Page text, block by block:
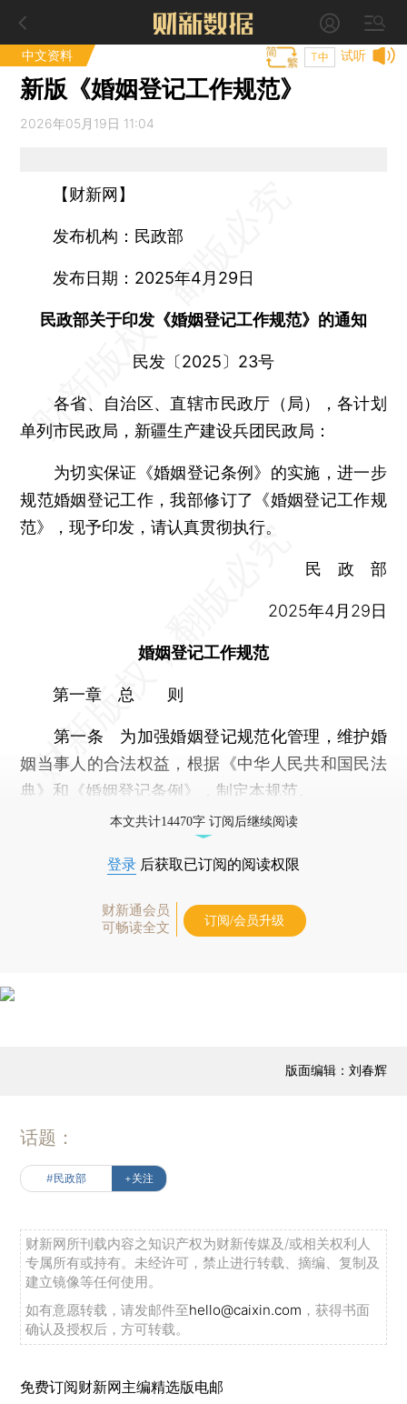
中文资料 试听
T中
新版《婚姻登记工作规范》
2026年05月19日 11:04
【财新网】
发布机构：民政部
发布日期：2025年4月29日
民政部关于印发《婚姻登记工作规范》的通知
民发〔2025〕23号
各省、自治区、直辖市民政厅（局），各计划
单列市民政局，新疆生产建设兵团民政局：
为切实保证《婚姻登记条例》的实施，进一步
规范婚姻登记工作，我部修订了《婚姻登记工作规
范》，现予印发，请认真贯彻执行。
民 政 部
2025年4月29日
婚姻登记工作规范
第一章 总 则
第一条 为加强婚姻登记规范化管理，维护婚
姻当事人的合法权益，根据《中华人民共和国民法
典》和《婚姻登记条例》，制定本规范。
本文共计14470字 订阅后继续阅读
登录 后获取已订阅的阅读权限
财新通会员
可畅读全文
订阅/会员升级
版面编辑：刘春辉
话题：
#民政部 +关注
财新网所刊载内容之知识产权为财新传媒及/或相关权利人
专属所有或持有。未经许可，禁止进行转载、摘编、复制及
建立镜像等任何使用。
如有意愿转载，请发邮件至hello@caixin.com ，获得书面
确认及授权后，方可转载。
免费订阅财新网主编精选版电邮